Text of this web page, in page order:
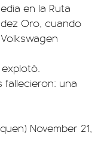
en la Ruta
Oro, cuando
fallecieron: una
November 21,